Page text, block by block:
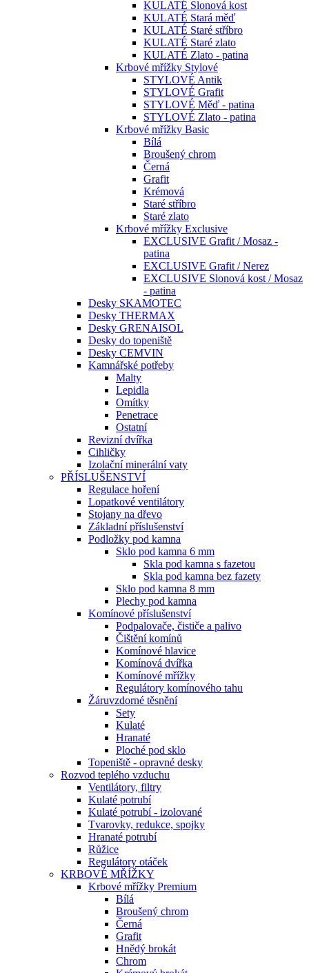
KULATÉ Slonová kost
KULATÉ Stará měď
KULATÉ Staré stříbro
KULATÉ Staré zlato
KULATÉ Zlato - patina
Krbové mřížky Stylové
STYLOVÉ Antik
STYLOVÉ Grafit
STYLOVÉ Měď - patina
STYLOVÉ Zlato - patina
Krbové mřížky Basic
Bílá
Broušený chrom
Černá
Grafit
Krémová
Staré stříbro
Staré zlato
Krbové mřížky Exclusive
EXCLUSIVE Grafit / Mosaz -
patina
EXCLUSIVE Grafit / Nerez
EXCLUSIVE Slonová kost / Mosaz
- patina
Desky SKAMOTEC
Desky THERMAX
Desky GRENAISOL
Desky do topeniště
Desky CEMVIN
Kamnářské potřeby
Malty
Lepidla
Omítky
Penetrace
Ostatní
Revizní dvířka
Cihličky
Izolační minerální vaty
PŘÍSLUŠENSTVÍ
Regulace hoření
Lopatkové ventilátory
Stojany na dřevo
Základní příslušenství
Podložky pod kamna
Sklo pod kamna 6 mm
Skla pod kamna s fazetou
Skla pod kamna bez fazety
Sklo pod kamna 8 mm
Plechy pod kamna
Komínové příslušenství
Podpalovače, čističe a palivo
Čištění komínů
Komínové hlavice
Komínová dvířka
Komínové mřížky
Regulátory komínového tahu
Žáruvzdorné těsnění
Sety
Kulaté
Hranaté
Ploché pod sklo
Topeniště - opravné desky
Rozvod teplého vzduchu
Ventilátory, filtry
Kulaté potrubí
Kulaté potrubí - izolované
Tvarovky, redukce, spojky
Hranaté potrubí
Růžice
Regulátory otáček
KRBOVÉ MŘÍŽKY
Krbové mřížky Premium
Bílá
Broušený chrom
Černá
Grafit
Hnědý brokát
Chrom